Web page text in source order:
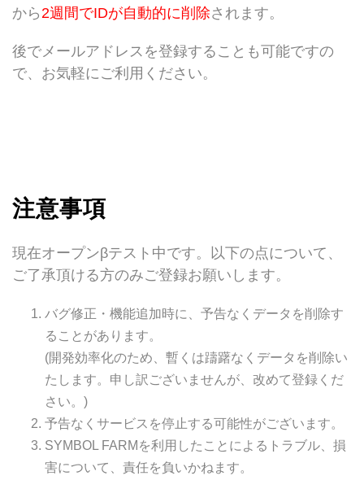
から2週間でIDが自動的に削除されます。
後でメールアドレスを登録することも可能ですの
で、お気軽にご利用ください。
注意事項
現在オープンβテスト中です。以下の点について、
ご了承頂ける方のみご登録お願いします。
バグ修正・機能追加時に、予告なくデータを削除す
ることがあります。
(開発効率化のため、暫くは躊躇なくデータを削除い
たします。申し訳ございませんが、改めて登録くだ
さい。)
予告なくサービスを停止する可能性がございます。
SYMBOL FARMを利用したことによるトラブル、損
害について、責任を負いかねます。